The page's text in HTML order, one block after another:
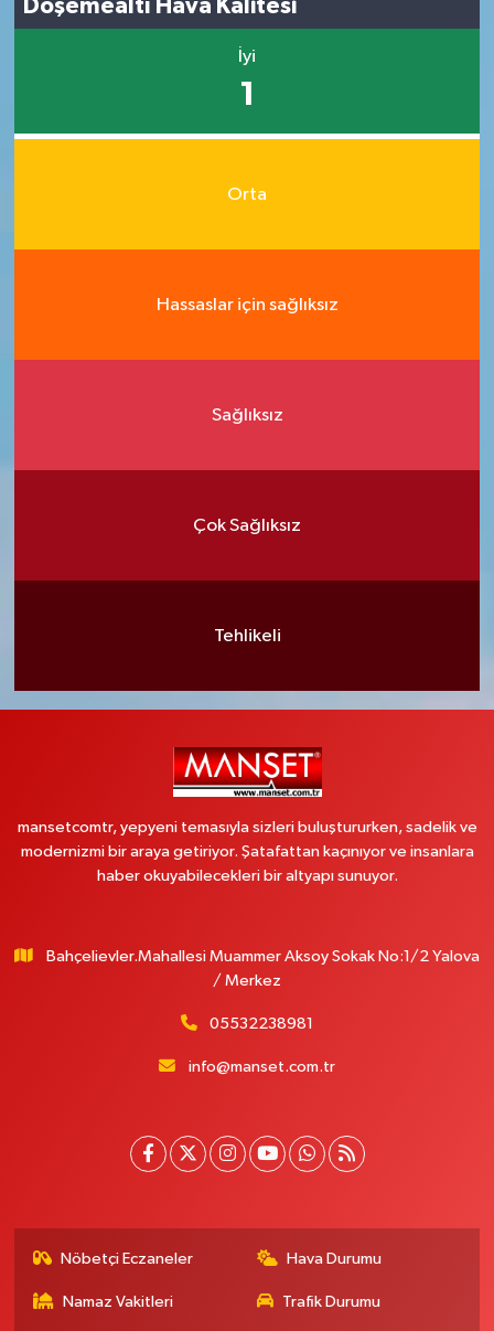
Döşemealtı Hava Kalitesi
İyi
1
Orta
Hassaslar için sağlıksız
Sağlıksız
Çok Sağlıksız
Tehlikeli
mansetcomtr, yepyeni temasıyla sizleri buluştururken, sadelik ve
modernizmi bir araya getiriyor. Şatafattan kaçınıyor ve insanlara
haber okuyabilecekleri bir altyapı sunuyor.
Bahçelievler.Mahallesi Muammer Aksoy Sokak No:1/2 Yalova
/ Merkez
05532238981
info@manset.com.tr
Nöbetçi Eczaneler Hava Durumu
Namaz Vakitleri Trafik Durumu